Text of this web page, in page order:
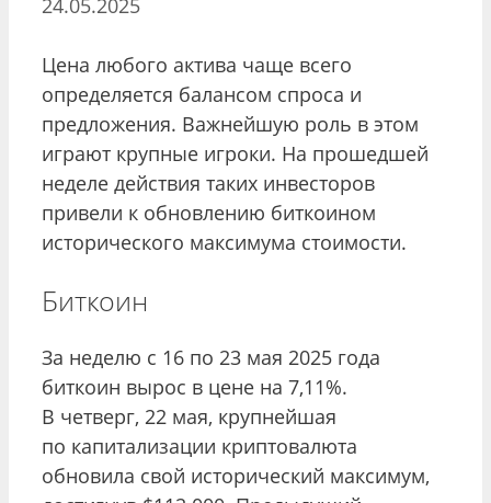
Цена любого актива чаще всего
определяется балансом спроса и
предложения. Важнейшую роль в этом
играют крупные игроки. На прошедшей
неделе действия таких инвесторов
привели к обновлению биткоином
исторического максимума стоимости.
Биткоин
За неделю с 16 по 23 мая 2025 года
биткоин вырос в цене на 7,11%.
В четверг, 22 мая, крупнейшая
по капитализации криптовалюта
обновила свой исторический максимум,